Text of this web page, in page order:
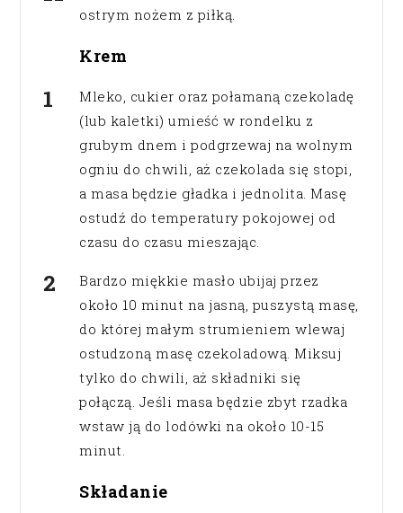
ostrym nożem z piłką.
Krem
Mleko, cukier oraz połamaną czekoladę
(lub kaletki) umieść w rondelku z
grubym dnem i podgrzewaj na wolnym
ogniu do chwili, aż czekolada się stopi,
a masa będzie gładka i jednolita. Masę
ostudź do temperatury pokojowej od
czasu do czasu mieszając.
Bardzo miękkie masło ubijaj przez
około 10 minut na jasną, puszystą masę,
do której małym strumieniem wlewaj
ostudzoną masę czekoladową. Miksuj
tylko do chwili, aż składniki się
połączą. Jeśli masa będzie zbyt rzadka
wstaw ją do lodówki na około 10-15
minut.
Składanie